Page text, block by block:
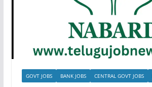
GOVT JOBS BANK JOBS CENTRAL GOVT JOBS